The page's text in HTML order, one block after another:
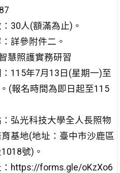
30人(額滿為止)。
詳參附件二。
慧照護實務研習
115年7月13日(星期一)至
(報名時間為即日起至115
弘光科技大學全人長照物
基地(地址：臺中市沙鹿區
號)。
：https://forms.gle/oKzXo6